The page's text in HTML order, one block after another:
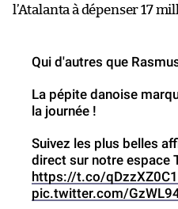
l’Atalanta à dépenser 17
Qui d'autres que
La pépite danoise
la journée !
Suivez les plus belles
direct sur notre espace
https://t.co/
pic.twitter.com/